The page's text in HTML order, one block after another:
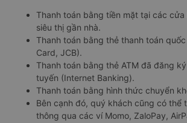
Thanh toán bằng tiền mặt tại các cửa
siêu thị gần nhà.
Thanh toán bằng thẻ thanh toán
Card, JCB).
Thanh toán bằng thẻ ATM đã đăng
tuyến (Internet Banking).
Thanh toán bằng hình thức chuyển
Bên cạnh đó, quý khách cũng có thể
thông qua các ví Momo, ZaloPay,